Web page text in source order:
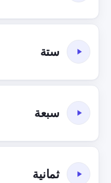
ستة
سبعة
ثمانية